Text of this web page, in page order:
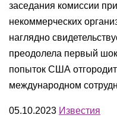
заседания комиссии
некоммерческих
наглядно
преодолела первый шок
попыток США
международном
05.10.2023 Известия